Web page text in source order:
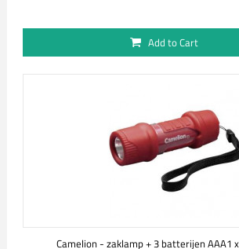
Add to Cart
Camelion - zaklamp + 3 batterijen AAA1 x